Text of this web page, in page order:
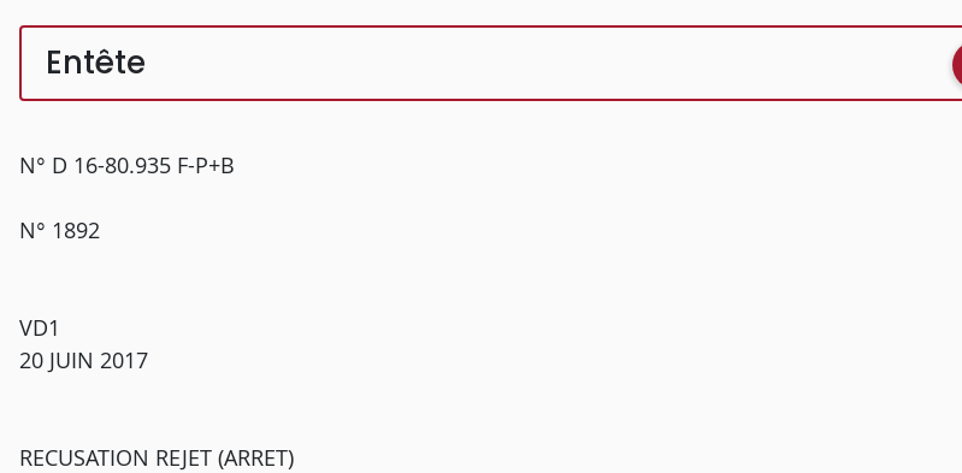
Entête
N° D 16-80.935 F-P+B
N° 1892
VD1
20 JUIN 2017
RECUSATION REJET (ARRET)